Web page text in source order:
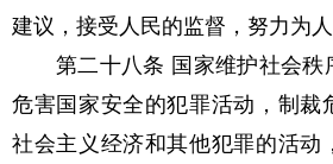
建议，接受人民的监督，努力为
第二十八条 国家维护社会秩
危害国家安全的犯罪活动，制裁
社会主义经济和其他犯罪的活动